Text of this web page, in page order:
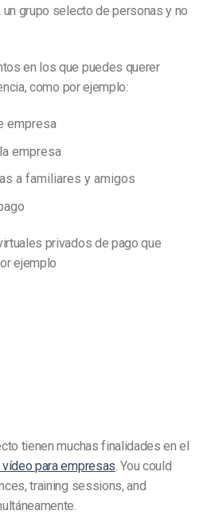
grupo selecto de personas y no
en los que puedes querer
como por ejemplo:
empresa
empresa
a familiares y amigos
privados de pago que
ejemplo
tienen muchas finalidades en el
para empresas . You could
training sessions, and